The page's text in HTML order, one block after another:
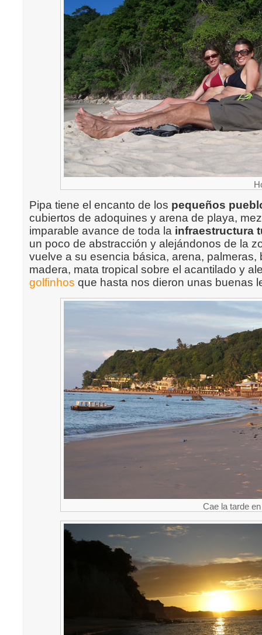
Pipa tiene el encanto de los pequeños
cubiertos de adoquines y arena de playa,
imparable avance de toda la infraestructura
un poco de abstracción y alejándonos de la
vuelve a su esencia básica, arena, palmeras,
madera, mata tropical sobre el acantilado y
golfinhos que hasta nos dieron unas buenas
Cae la tarde